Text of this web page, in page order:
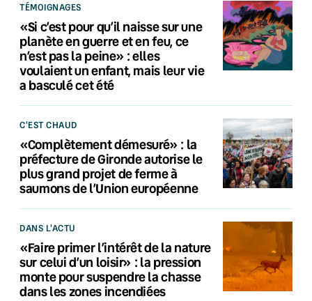
TÉMOIGNAGES
«Si c’est pour qu’il naisse sur une
planète en guerre et en feu, ce
n’est pas la peine» : elles
voulaient un enfant, mais leur vie
a basculé cet été
C'EST CHAUD
«Complètement démesuré» : la
préfecture de Gironde autorise le
plus grand projet de ferme à
saumons de l’Union européenne
DANS L'ACTU
«Faire primer l’intérêt de la nature
sur celui d’un loisir» : la pression
monte pour suspendre la chasse
dans les zones incendiées